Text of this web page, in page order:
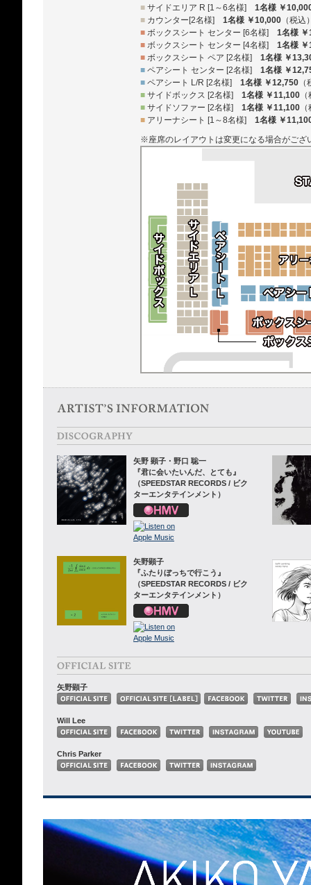
■ サイドエリア R [1～6名様] 1名様 ￥
■ カウンター[2名様] 1名様 ￥10,000 （税込
■ ボックスシート センター [6名様] 1名様
■ ボックスシート センター [4名様] 1名様
■ ボックスシート ペア [2名様] 1名様 ￥
■ ペアシート センター [2名様] 1名様 ￥
■ ペアシート L/R [2名様] 1名様 ￥12,750
■ サイドボックス [2名様] 1名様 ￥11,100
■ サイドソファー [2名様] 1名様 ￥11,100
■ アリーナシート [1～8名様] 1名様 ￥
※座席のレイアウトは変更になる場合がござ
矢野 顕子・野口 聡一
『君に会いたいんだ、とても』
（SPEEDSTAR RECORDS / ビク
ターエンタテインメント）
矢野顕子
『ふたりぼっちで行こう』
（SPEEDSTAR RECORDS / ビク
ターエンタテインメント）
矢野顕子
Will Lee
Chris Parker